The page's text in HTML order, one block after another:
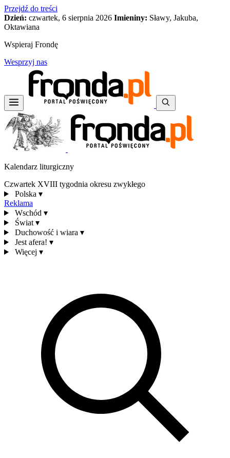
Przejdź do treści
Dzień: czwartek, 6 sierpnia 2026 Imieniny: Sławy, Jakuba,
Oktawiana
Wspieraj Frondę
Wesprzyj nas
Kalendarz liturgiczny
Czwartek XVIII tygodnia okresu zwykłego
Polska ▾
Reklama
Wschód ▾
Świat ▾
Duchowość i wiara ▾
Jest afera! ▾
Więcej ▾